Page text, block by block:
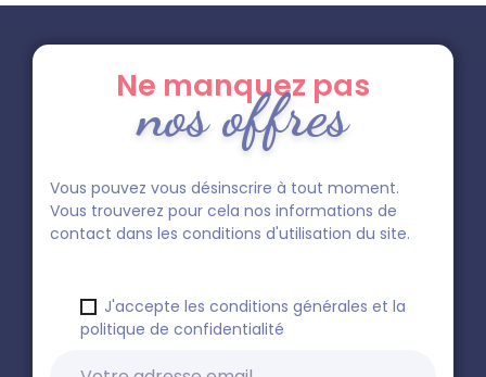
Ne manquez pas
nos offres
Vous pouvez vous désinscrire à tout moment.
Vous trouverez pour cela nos informations de
contact dans les conditions d'utilisation du site.
J'accepte les conditions générales et la
politique de confidentialité